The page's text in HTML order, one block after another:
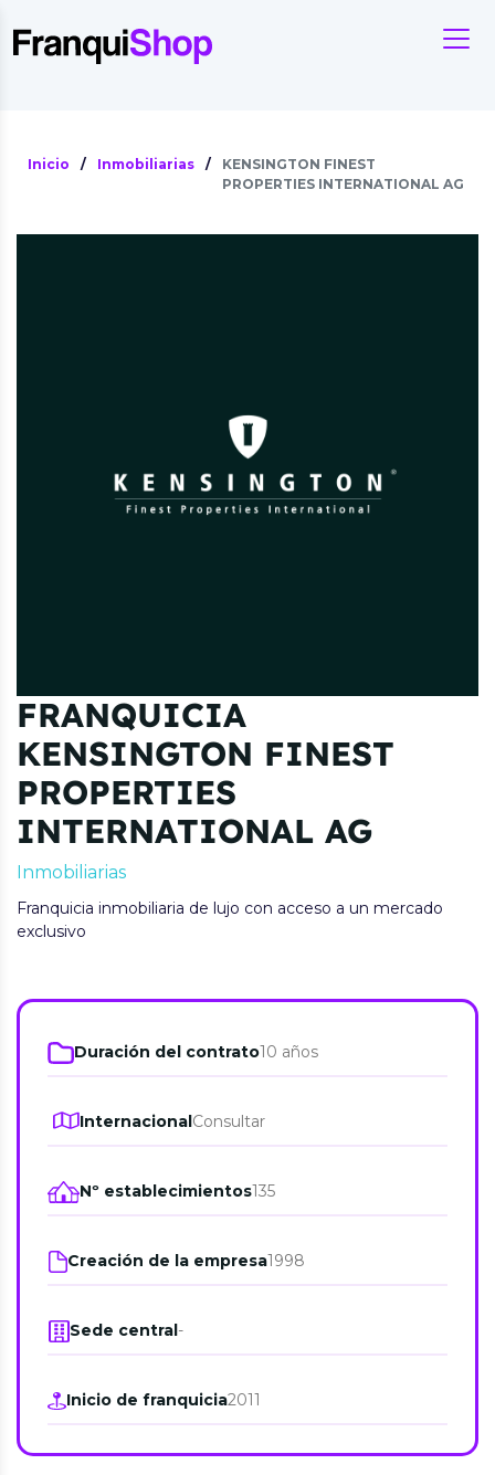
Inicio / Inmobiliarias /
KENSINGTON FINEST
PROPERTIES INTERNATIONAL AG
FRANQUICIA
KENSINGTON FINEST
PROPERTIES
INTERNATIONAL AG
Inmobiliarias
Franquicia inmobiliaria de lujo con acceso a un mercado
exclusivo
Duración del contrato10 años
InternacionalConsultar
Nº establecimientos135
Creación de la empresa1998
Sede central-
Inicio de franquicia2011